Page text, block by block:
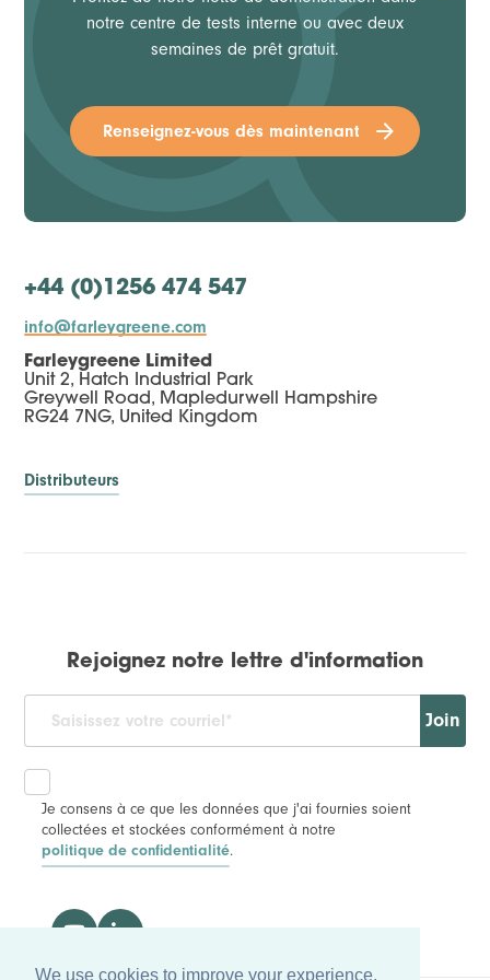
We use cookies to improve your experience,
notre centre de tests interne ou avec deux
semaines de prêt gratuit.
Renseignez-vous dès maintenant
+44 (0)1256 474 547
info@farleygreene.com
Farleygreene Limited
Unit 2, Hatch Industrial Park
Greywell Road, Mapledurwell Hampshire
RG24 7NG, United Kingdom
Distributeurs
Rejoignez notre lettre d'information
Join
Je consens à ce que les données que j'ai fournies soient
collectées et stockées conformément à notre
politique de confidentialité.